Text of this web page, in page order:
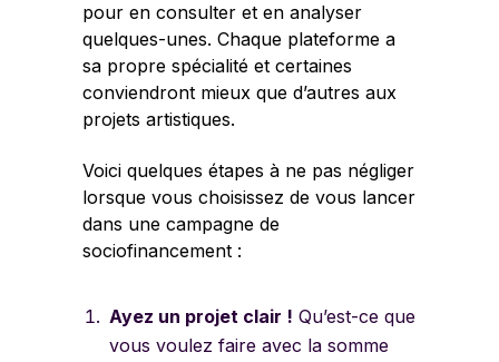
pour en consulter et en analyser
quelques-unes. Chaque plateforme a
sa propre spécialité et certaines
conviendront mieux que d’autres aux
projets artistiques.
Voici quelques étapes à ne pas négliger
lorsque vous choisissez de vous lancer
dans une campagne de
sociofinancement :
Ayez un projet clair ! Qu’est-ce que
vous voulez faire avec la somme